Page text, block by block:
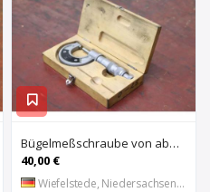
Bügelmeßschraube von aba – 0-25 mm
40,00 €
Wiefelstede, Niedersachsen, DE